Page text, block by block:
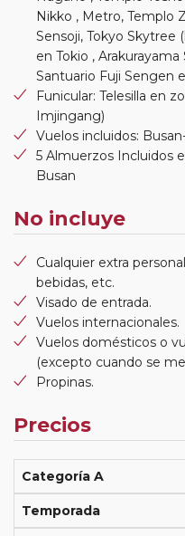
Nikko , Metro, Templo
Sensoji, Tokyo Skytree
en Tokio ,
Santuario Fuji Sengen
Funicular: Telesilla en
Imjingang)
Vuelos incluidos:
5 Almuerzos Incluidos
Busan
No incluye
Cualquier extra
bebidas, etc.
Visado de entrada.
Vuelos internacionales.
Vuelos domésticos o
(excepto cuando se
Propinas.
Precios
Categoría A
Temporada